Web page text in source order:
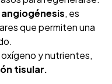
angiogénesis, es
que permiten una
y nutrientes,
tisular.